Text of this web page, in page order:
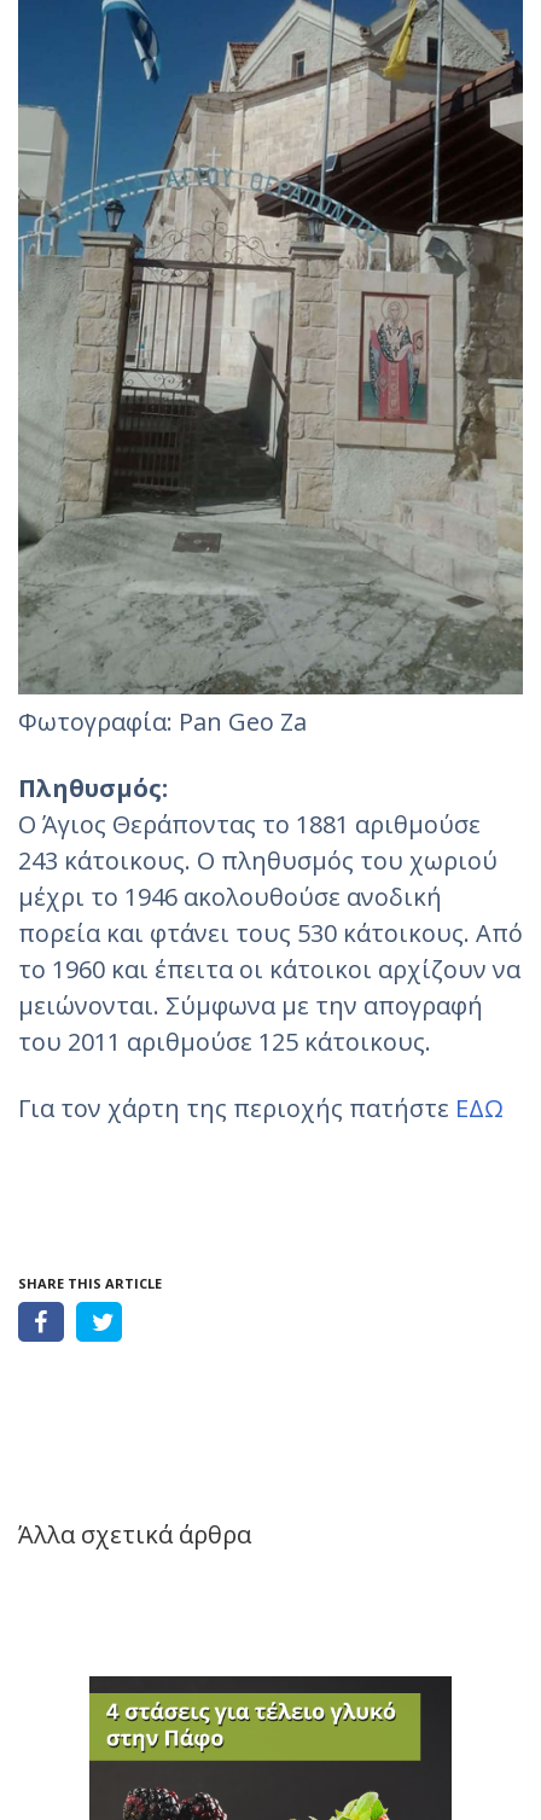
Φωτογραφία: Pan Geo Za‎
Πληθυσμός:
Ο Άγιος Θεράποντας το 1881 αριθμούσε
243 κάτοικους. Ο πληθυσμός του χωριού
μέχρι το 1946 ακολουθούσε ανοδική
πορεία και φτάνει τους 530 κάτοικους. Από
το 1960 και έπειτα οι κάτοικοι αρχίζουν να
μειώνονται. Σύμφωνα με την απογραφή
του 2011 αριθμούσε 125 κάτοικους.
Για τον χάρτη της περιοχής πατήστε ΕΔΩ
SHARE THIS ARTICLE
Άλλα σχετικά άρθρα